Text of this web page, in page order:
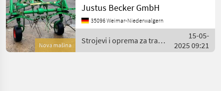
Nova mašina
Ausrüstung: - hydraulisch
klappbar Strojevi i oprema
za travu i baliranje
Rotacioni prevrtači (rastu
Justus Becker GmbH
35096 Weimar-Niederwalgern
Strojevi i oprema za travu
i baliranje / Stoll
15-05-
2025 09:21